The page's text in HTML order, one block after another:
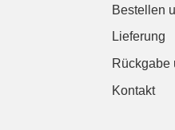
Bestellen
Lieferung
Rückgabe
Kontakt